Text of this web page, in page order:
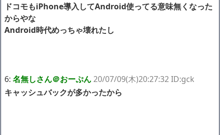
ドコモもiPhone導入してAndroid使ってる意味無くなった
からやな
Android時代めっちゃ壊れたし
6: 名無しさん＠おーぷん20/07/09(木)20:27:32 ID:gck
キャッシュバックが多かったから